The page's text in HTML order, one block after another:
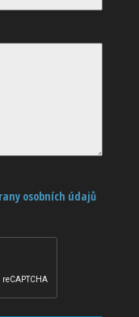
osobních údajů